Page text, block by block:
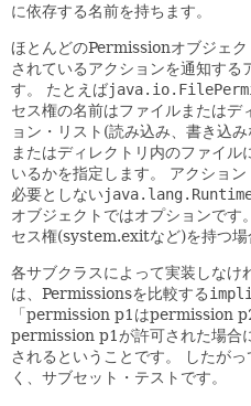
に依存する名前を持ちます。
ほとんどのPermissionオブジェ
されているアクションを通知する
す。
たとえば
セス権の名前はファイルまたはデ
ョン・リスト(読み込み、書き込
またはディレクトリ内のファイル
いるかを指定します。
アクショ
必要としない
オブジェクトではオプションです
セス権(system.exitなど)を持つ場
各サブクラスによって実装しなけ
は、Permissionsを比較する
「permission p1はpermission
permission p1が許可された場合
されるということです。
したが
く、サブセット・テストです。